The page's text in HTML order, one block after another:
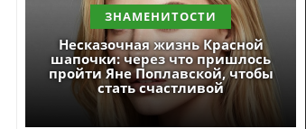
ЗНАМЕНИТОСТИ
Несказочная жизнь Красной
шапочки: через что пришлось
пройти Яне Поплавской, чтобы
стать счастливой